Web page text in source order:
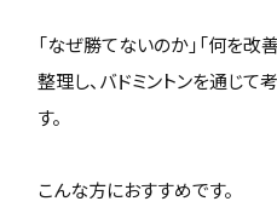
「なぜ勝てないのか」「何を
整理し、バドミントンを通じ
す。
こんな方におすすめです。